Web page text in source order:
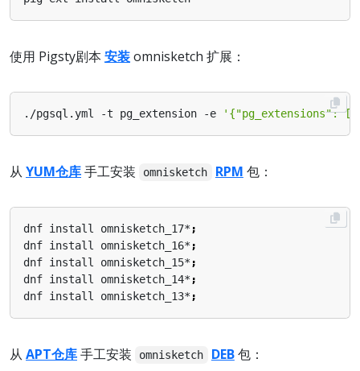
使用 Pigsty剧本 安装omnisketch 扩展：
./pgsql.yml -t pg_extension -e '{"pg_extensions":
从 YUM仓库手工安装 omnisketch RPM 包：
dnf install omnisketch_17* ;
dnf install omnisketch_16* ;
dnf install omnisketch_15* ;
dnf install omnisketch_14* ;
dnf install omnisketch_13* ;
从 APT仓库手工安装 omnisketch DEB包：